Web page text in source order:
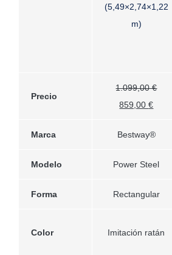
(5,49×2,74×1,22
m)
Precio
1.099,00€
El
original
859,00€El
actual
Marca Bestway®
Modelo Power Steel
Forma Rectangular
Color Imitación ratán